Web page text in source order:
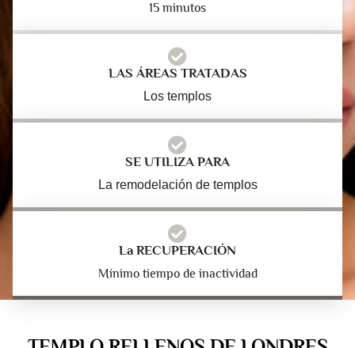
15 minutos
LAS ÁREAS TRATADAS
Los templos
SE UTILIZA PARA
La remodelación de templos
La RECUPERACIÓN
Mínimo tiempo de inactividad